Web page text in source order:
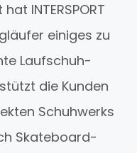
INTERSPORT
einiges zu
Laufschuh-
die Kunden
Schuhwerks
Skateboard-